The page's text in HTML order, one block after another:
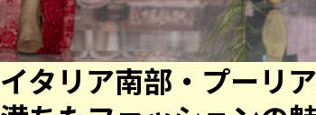
イタリア南部・プーリ